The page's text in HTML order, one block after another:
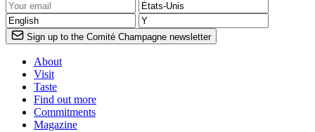
Sign up to the Comité Champagne newsletter
About
Visit
Taste
Find out more
Commitments
Magazine